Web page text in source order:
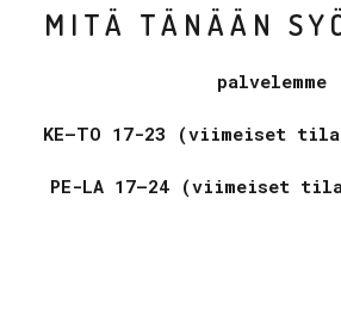
MITÄ TÄNÄÄN
palvelemme
KE–TO 17-23 (viimeiset
PE-LA 17–24 (viimeiset